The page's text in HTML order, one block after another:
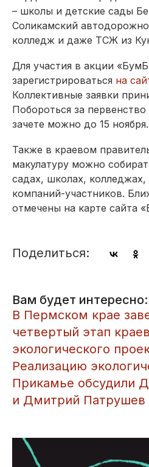
– школы и детские сады
Соликамский
колледж и даже ТСЖ из
Для участия в акции
зарегистрироваться на
Коллективные заявки
Побороться за
зачете можно до 15 ноября.
Также в краевом
макулатуру можно
садах, школах, колледжах,
компаний-участников.
отмечены на карте сайта
Поделиться:
Вам будет интересно:
В Пермском крае
четвертый этап
экологического
Реализацию
Прикамье обсудили
и Дмитрий Патрушев